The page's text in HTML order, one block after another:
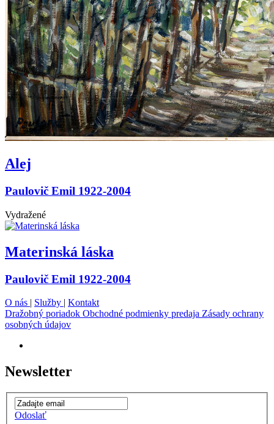
Alej
Paulovič Emil 1922-2004
Vydražené
Materinská láska
Paulovič Emil 1922-2004
O nás | Služby | Kontakt
Dražobný poriadok Obchodné podmienky predaja Zásady ochrany
osobných údajov
Newsletter
Odoslať